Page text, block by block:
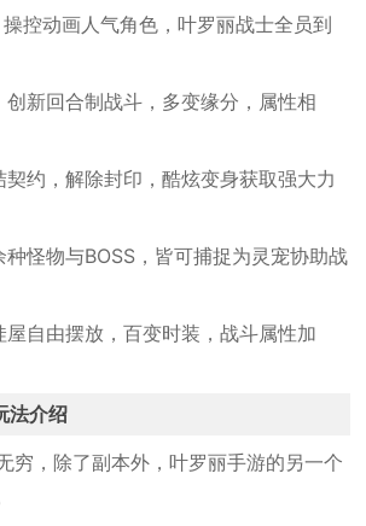
控动画人气角色，叶罗丽战士全员到
新回合制战斗，多变缘分，属性相
约，解除封印，酷炫变身获取强大力
怪物与BOSS，皆可捕捉为灵宠协助战
自由摆放，百变时装，战斗属性加
法介绍
穷，除了副本外，叶罗丽手游的另一个